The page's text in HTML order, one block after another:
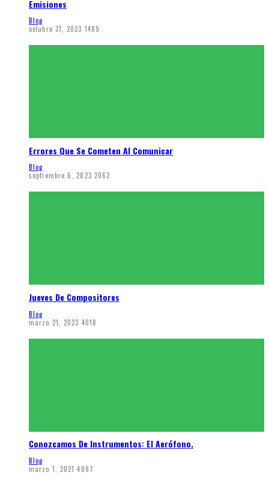
Emisiones
Blog
octubre 31, 2023 1489
Errores Que Se Cometen Al Comunicar
Blog
septiembre 6, 2023 2062
Jueves De Compositores
Blog
marzo 21, 2023 4018
Conozcamos De Instrumentos: El Aerófono.
Blog
marzo 1, 2021 4097